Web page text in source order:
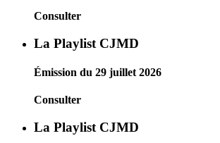
Consulter
La Playlist CJMD
Émission du 29 juillet 2026
Consulter
La Playlist CJMD